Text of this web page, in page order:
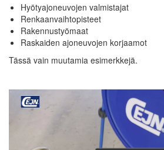
Hyötyajoneuvojen valmistajat
Renkaanvaihtopisteet
Rakennustyömaat
Raskaiden ajoneuvojen korjaamot
Tässä vain muutamia esimerkkejä.